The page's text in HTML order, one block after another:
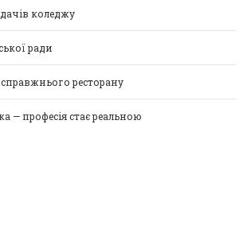
коледжу
ради
ресторану
— професія стає реальною